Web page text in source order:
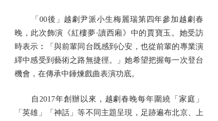
「00後」越劇尹派小生梅麗瑞第四年參加越劇春
晚，此次飾演《紅樓夢·讀西廂》中的賈寶玉。她受訪
時表示︰「與前輩同台既感到心安，也從前輩的專業演
繹中感受到藝術之路無捷徑。」她希望把握每一次登台
機會，在傳承中錘煉戲曲表演功底。
自2017年創辦以來，越劇春晚每年圍繞「家庭」
「英雄」「神話」等不同主題呈現，足跡遍布北京、上